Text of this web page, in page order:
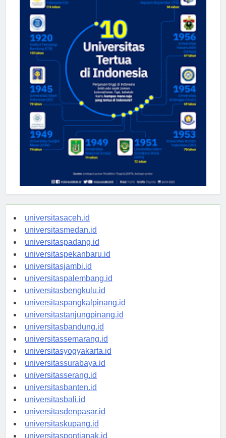
universitasaceh.id
universitasmedan.id
universitaspadang.id
universitaspekanbaru.id
universitasjambi.id
universitaspalembang.id
universitasbengkulu.id
universitaspangkalpinang.id
universitastanjungpinang.id
universitasbandung.id
universitassemarang.id
universitasyogyakarta.id
universitassurabaya.id
universitasserang.id
universitasbanten.id
universitasbali.id
universitasdenpasar.id
universitaskupang.id